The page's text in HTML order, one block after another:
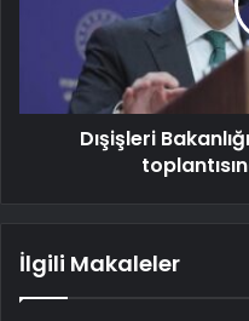
Dışişleri
İlgili Makaleler